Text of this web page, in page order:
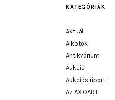
KATEGÓRIÁK
Aktuál
Alkotók
Antikvárium
Aukció
Aukciós riport
Az AXIOART